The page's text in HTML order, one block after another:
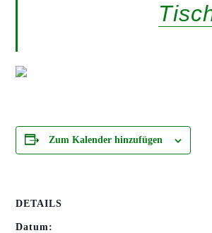
Zum Kalender hinzufügen
DETAILS
Datum: